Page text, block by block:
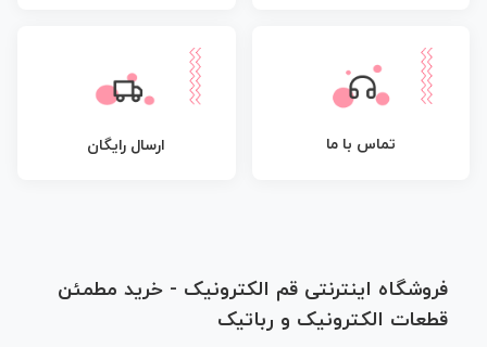
تماس با ما ارسال رایگان
فروشگاه اینترنتی قم الکترونیک - خرید مطمئن
قطعات الکترونیک و رباتیک